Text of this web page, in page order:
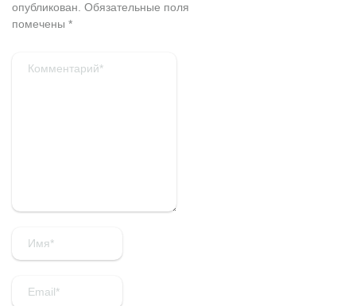
опубликован. Обязательные поля
помечены *